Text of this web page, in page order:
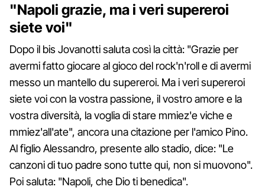
"Napoli grazie, ma i veri supereroi
siete voi"
Dopo il bis Jovanotti saluta così la città: "Grazie per
avermi fatto giocare al gioco del rock'n'roll e di avermi
messo un mantello du supereroi. Ma i veri supereroi
siete voi con la vostra passione, il vostro amore e la
vostra diversità, la voglia di stare mmiez'e viche e
mmiez'all'ate", ancora una citazione per l'amico Pino.
Al figlio Alessandro, presente allo stadio, dice: "Le
canzoni di tuo padre sono tutte qui, non si muovono".
Poi saluta: "Napoli, che Dio ti benedica".